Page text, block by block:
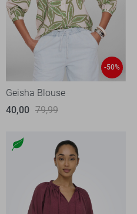
-50%
Geisha Blouse
40,00 79,99